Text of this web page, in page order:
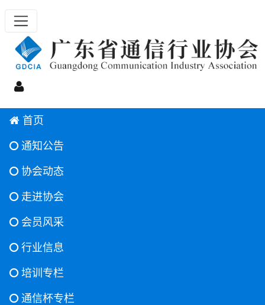
首页
通知公告
协会动态
走进协会
会员风采
行业信息
培训专栏
通信杯专栏